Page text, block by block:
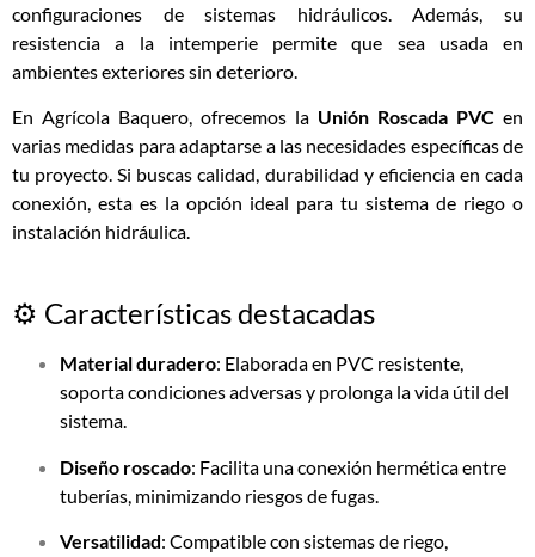
configuraciones de sistemas hidráulicos. Además, su
resistencia a la intemperie permite que sea usada en
ambientes exteriores sin deterioro.
En Agrícola Baquero, ofrecemos la Unión Roscada PVC en
varias medidas para adaptarse a las necesidades específicas de
tu proyecto. Si buscas calidad, durabilidad y eficiencia en cada
conexión, esta es la opción ideal para tu sistema de riego o
instalación hidráulica.
⚙️ Características destacadas
Material duradero: Elaborada en PVC resistente,
soporta condiciones adversas y prolonga la vida útil del
sistema.
Diseño roscado: Facilita una conexión hermética entre
tuberías, minimizando riesgos de fugas.
Versatilidad: Compatible con sistemas de riego,